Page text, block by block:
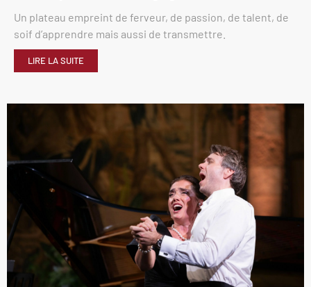
Un plateau empreint de ferveur, de passion, de talent, de
soif d’apprendre mais aussi de transmettre.
LIRE LA SUITE